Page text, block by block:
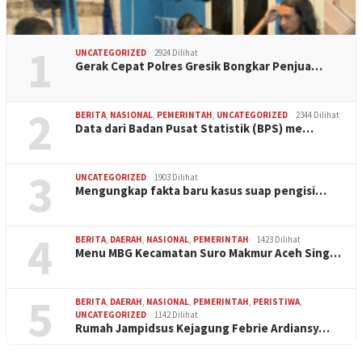
1 UNCATEGORIZED 2924 Dilihat
Gerak Cepat Polres Gresik Bongkar Penjua…
2 BERITA, NASIONAL, PEMERINTAH, UNCATEGORIZED 2344 Dilihat
Data dari Badan Pusat Statistik (BPS) me…
3 UNCATEGORIZED 1903 Dilihat
Mengungkap fakta baru kasus suap pengisi…
4 BERITA, DAERAH, NASIONAL, PEMERINTAH 1423 Dilihat
Menu MBG Kecamatan Suro Makmur Aceh Sing…
5 BERITA, DAERAH, NASIONAL, PEMERINTAH, PERISTIWA,
UNCATEGORIZED
1142 Dilihat
Rumah Jampidsus Kejagung Febrie Ardiansy…